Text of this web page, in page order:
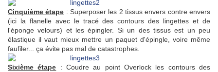
Cinquième étape : Superposer les 2 tissus envers contre envers
(ici la flanelle avec le tracé des contours des lingettes et de
l'éponge velours) et les épingler. Si un des tissus est un peu
élastique il vaut mieux mettre un paquet d'épingle, voire même
faufiler... ça évite pas mal de catastrophes.
Sixième étape : Coudre au point Overlock les contours des